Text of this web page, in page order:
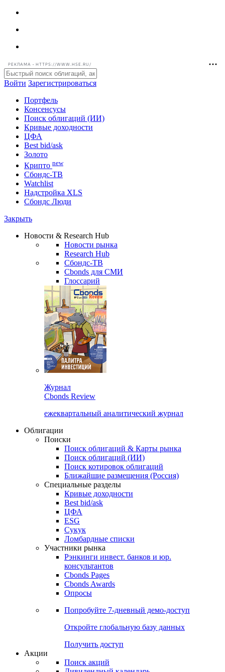
РЕКЛАМА • HTTPS://WWW.HSE.RU/
Войти Зарегистрироваться
Портфель
Консенсусы
Поиск облигаций (ИИ)
Кривые доходности
ЦФА
Best bid/ask
Золото
Крипто new
Watchlist
Сбондс Люди
Новости & Research Hub
Новости рынка
Research Hub
Сбондс-ТВ
Cbonds для СМИ
Глоссарий
Cbonds Review
ежеквартальный аналитический журнал
Облигации
Поиски
Поиск облигаций & Карты рынка
Поиск облигаций (ИИ)
Поиск котировок облигаций
Ближайшие размещения (Россия)
Специальные разделы
Кривые доходности
Best bid/ask
ЦФА
ESG
Сукук
Ломбардные списки
Участники рынка
Рэнкинги инвест. банков и юр.
Cbonds Pages
Опросы
Попробуйте7-дневный
Откройте глобальную базу данных